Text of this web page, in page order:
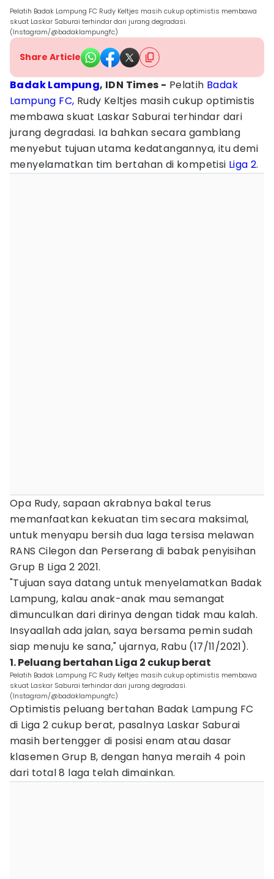
Pelatih Badak Lampung FC Rudy Keltjes masih cukup optimistis membawa
skuat Laskar Saburai terhindar dari jurang degradasi.
(Instagram/@badaklampungfc)
Share Article
Badak Lampung, IDN Times - Pelatih Badak
Lampung FC, Rudy Keltjes masih cukup optimistis
membawa skuat Laskar Saburai terhindar dari
jurang degradasi. Ia bahkan secara gamblang
menyebut tujuan utama kedatangannya, itu demi
menyelamatkan tim bertahan di kompetisi Liga 2.
Opa Rudy, sapaan akrabnya bakal terus
memanfaatkan kekuatan tim secara maksimal,
untuk menyapu bersih dua laga tersisa melawan
RANS Cilegon dan Perserang di babak penyisihan
Grup B Liga 2 2021.
"Tujuan saya datang untuk menyelamatkan Badak
Lampung, kalau anak-anak mau semangat
dimunculkan dari dirinya dengan tidak mau kalah.
Insyaallah ada jalan, saya bersama pemin sudah
siap menuju ke sana," ujarnya, Rabu (17/11/2021).
1. Peluang bertahan Liga 2 cukup berat
Pelatih Badak Lampung FC Rudy Keltjes masih cukup optimistis membawa
skuat Laskar Saburai terhindar dari jurang degradasi.
(Instagram/@badaklampungfc)
Optimistis peluang bertahan Badak Lampung FC
di Liga 2 cukup berat, pasalnya Laskar Saburai
masih bertengger di posisi enam atau dasar
klasemen Grup B, dengan hanya meraih 4 poin
dari total 8 laga telah dimainkan.